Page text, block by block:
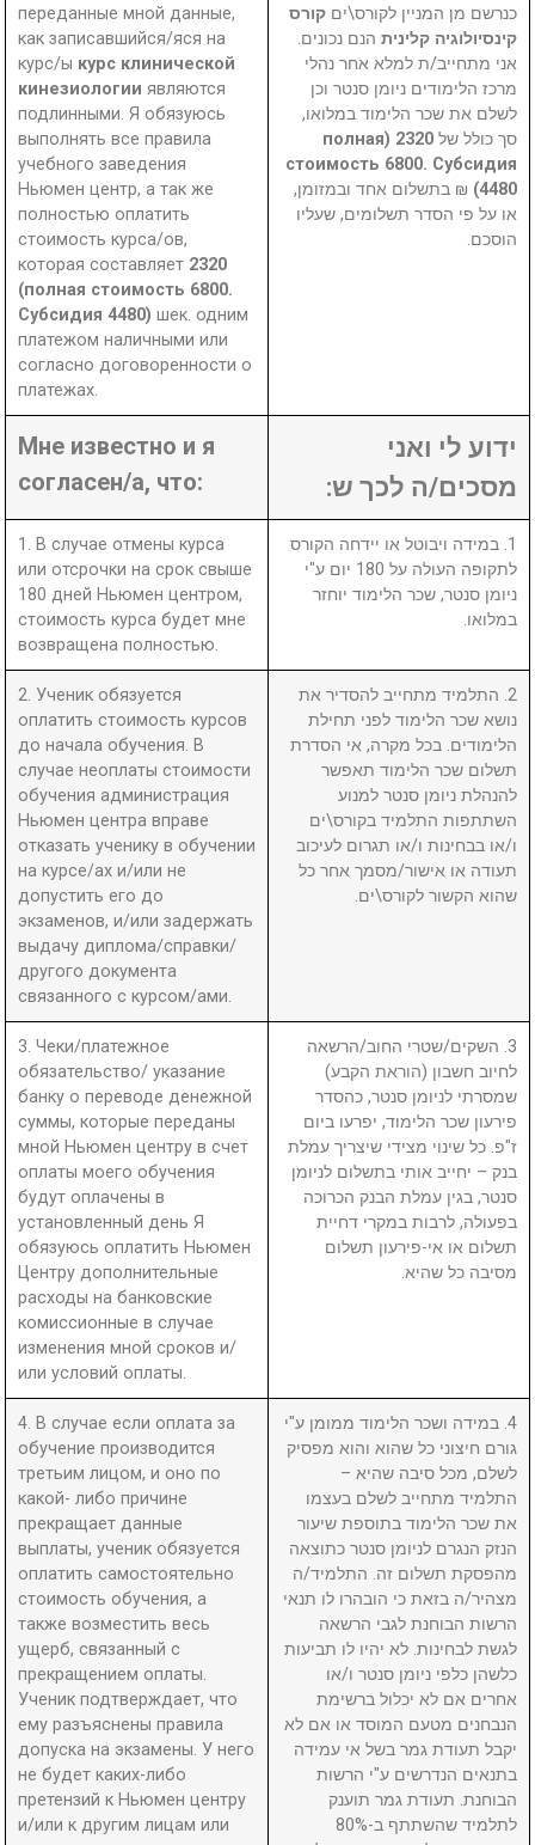
переданные мной данные,
как записавшийся/яся на
курс/ы курс клинической
кинезиологииявляются
подлинными. Я обязуюсь
выполнять все правила
учебного заведения
Ньюмен центр, а так же
полностью оплатить
стоимость курса/ов,
которая составляет 2320
(полная стоимость 6800.
Субсидия 4480)шек. одним
платежом наличными или
согласно договоренности о
платежах.
כנרשם מן המניין לקורס\ים קורס
קינסיולוגיה קלינית הנם נכונים.
אני מתחייב/ת למלא אחר נהלי
מרכז הלימודים ניומן סנטר וכן
לשלם את שכר הלימוד במלואו,
סך כולל של
2320 (полная
стоимость 6800. Субсидия
4480)
₪ בתשלום אחד ובמזומן,
או על פי הסדר תשלומים, שעליו
הוסכם.
Мне известно и я
согласен/а, что:
ידוע לי ואני
מסכים/ה לכך ש:
1. В случае отмены курса
или отсрочки на срок свыше
180 дней Ньюмен центром,
стоимость курса будет мне
возвращена полностью.
1. במידה ויבוטל או יידחה הקורס
לתקופה העולה על 180 יום ע"י
ניומן סנטר, שכר הלימוד יוחזר
במלואו.
2. Ученик обязуется
оплатить стоимость курсов
до начала обучения. В
случае неоплаты стоимости
обучения администрация
Ньюмен центра вправе
отказать ученику в обучении
на курсе/ах и/или не
допустить его до
экзаменов, и/или задержать
выдачу диплома/справки/
другого документа
связанного с курсом/ами.
2. התלמיד מתחייב להסדיר את
נושא שכר הלימוד לפני תחילת
הלימודים. בכל מקרה, אי הסדרת
תשלום שכר הלימוד תאפשר
להנהלת ניומן סנטר למנוע
השתתפות התלמיד בקורס\ים
ו/או בבחינות ו/או תגרום לעיכוב
תעודה או אישור/מסמך אחר כל
שהוא הקשור לקורס\ים.
3. Чеки/платежное
обязательство/ указание
банку о переводе денежной
суммы, которые переданы
мной Ньюмен центру в счет
оплаты моего обучения
будут оплачены в
установленный день Я
обязуюсь оплатить Ньюмен
Центру дополнительные
расходы на банковские
комиссионные в случае
изменения мной сроков и/
или условий оплаты.
3. השקים/שטרי החוב/הרשאה
לחיוב חשבון (הוראת הקבע)
שמסרתי לניומן סנטר, כהסדר
פירעון שכר הלימוד, יפרעו ביום
ז"פ. כל שינוי מצידי שיצריך עמלת
בנק – יחייב אותי בתשלום לניומן
סנטר, בגין עמלת הבנק הכרוכה
בפעולה, לרבות במקרי דחיית
תשלום או אי-פירעון תשלום
מסיבה כל שהיא.
4. В случае если оплата за
обучение производится
третьим лицом, и оно по
какой- либо причине
прекращает данные
выплаты, ученик обязуется
оплатить самостоятельно
стоимость обучения, а
также возместить весь
ущерб, связанный с
прекращением оплаты.
Ученик подтверждает, что
ему разъяснены правила
допуска на экзамены. У него
не будет каких-либо
претензий к Ньюмен центру
и/или к другим лицам или
4. במידה ושכר הלימוד ממומן ע"י
גורם חיצוני כל שהוא והוא מפסיק
לשלם, מכל סיבה שהיא –
התלמיד מתחייב לשלם בעצמו
את שכר הלימוד בתוספת שיעור
הנזק הנגרם לניומן סנטר כתוצאה
מהפסקת תשלום זה. התלמיד/ה
מצהיר/ה בזאת כי הובהרו לו תנאי
הרשות הבוחנת לגבי הרשאה
לגשת לבחינות. לא יהיו לו תביעות
כלשהן כלפי ניומן סנטר ו/או
אחרים אם לא יכלול ברשימת
הנבחנים מטעם המוסד או אם לא
יקבל תעודת גמר בשל אי עמידה
בתנאים הנדרשים ע"י הרשות
הבוחנת. תעודת גמר תוענק
לתלמיד שהשתתף ב-80%